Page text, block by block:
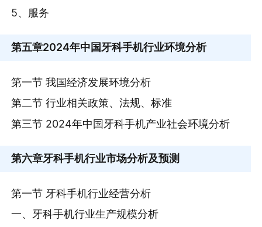
5、服务
第五章2024年中国牙科手机行业环境分析
第一节 我国经济发展环境分析
第二节 行业相关政策、法规、标准
第三节 2024年中国牙科手机产业社会环境分析
第六章牙科手机行业市场分析及预测
第一节 牙科手机行业经营分析
一、牙科手机行业生产规模分析